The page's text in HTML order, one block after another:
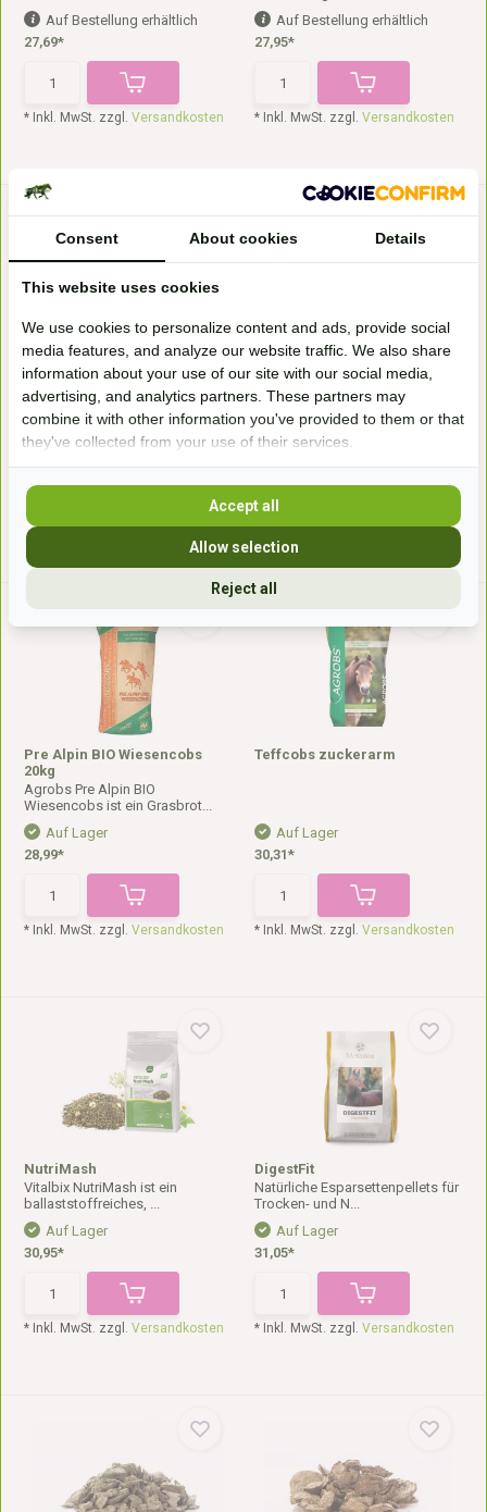
Auf Bestellung erhältlich
27,69*
* Inkl. MwSt. zzgl.Versandkosten
Auf Bestellung erhältlich
27,95*
* Inkl. MwSt. zzgl. Versandkosten
Struktur Natur Timothee Cobs
Nature's Best Struktur Natur
Timothee Cobs, Timo...
Auf Bestellung erhältlich
28,63*
* Inkl. MwSt. zzgl. Versandkosten
Glyx Mash
St. Hippolyt Glyx-Mash ist eine
spezielle Art vo...
Auf Lager
28,99*
* Inkl. MwSt. zzgl.
Pre Alpin BIO Wiesencobs
20kg
Agrobs Pre Alpin BIO
Wiesencobs ist ein Grasbrot...
Auf Lager
28,99*
* Inkl. MwSt. zzgl.Versandkosten
Teffcobs zuckerarm
Auf Lager
30,31*
* Inkl. MwSt. zzgl. Versandkosten
NutriMash
Vitalbix NutriMash ist ein
ballaststoffreiches, ...
Auf Lager
30,95*
* Inkl. MwSt. zzgl.Versandkosten
DigestFit
Natürliche Esparsettenpellets für
Trocken- und N...
Auf Lager
31,05*
* Inkl. MwSt. zzgl. Versandkosten
Consent About cookies Details
This website uses cookies
We use cookies to personalize content and ads, provide social
media features, and analyze our website traffic. We also share
information about your use of our site with our social media,
advertising, and analytics partners. These partners may
combine it with other information you've provided to them or that
they've collected from your use of their services.
Reject all
Allow selection
Accept all